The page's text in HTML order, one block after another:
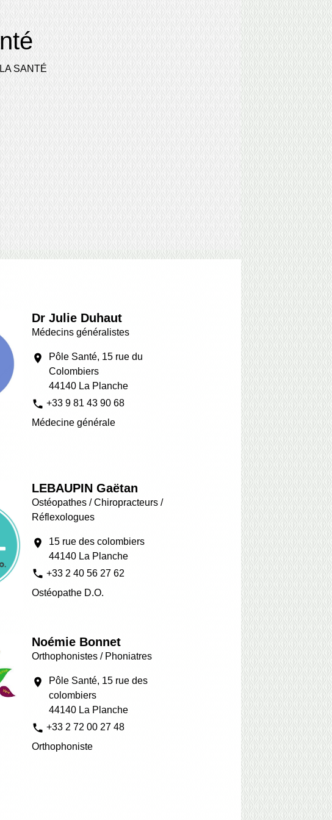
SANTÉ
Dr Julie Duhaut
Médecins généralistes
location_on
Pôle Santé, 15 rue du
Colombiers
44140 La Planche
phone +33 9 81 43 90 68
Médecine générale
LEBAUPIN Gaëtan
Ostéopathes / Chiropracteurs /
Réflexologues
location_on
15 rue des colombiers
44140 La Planche
phone +33 2 40 56 27 62
Ostéopathe D.O.
Noémie Bonnet
Orthophonistes / Phoniatres
location_on
Pôle Santé, 15 rue des
colombiers
44140 La Planche
phone +33 2 72 00 27 48
Orthophoniste